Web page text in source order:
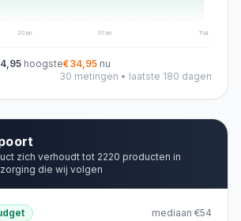
20 jun. 30 jun. 11 jul.
hoogste€34,95 nu
30 metingen • laatste 180 dagen
zich verhoudt tot 2220 producten in
die wij volgen
mediaan €54